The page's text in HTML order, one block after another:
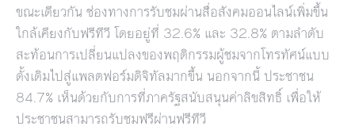
ขณะเดียวกัน ช่องทางการรับชมผ่านสื่อสังคมออนไลน์เพิ่มขึ้น
ใกล้เคียงกับฟรีทีวี โดยอยู่ที่ 32.6% และ 32.8% ตามลำดับ
สะท้อนการเปลี่ยนแปลงของพฤติกรรมผู้ชมจากโทรทัศน์แบบ
ดั้งเดิมไปสู่แพลตฟอร์มดิจิทัลมากขึ้น นอกจากนี้ ประชาชน
84.7% เห็นด้วยกับการที่ภาครัฐสนับสนุนค่าลิขสิทธิ์ เพื่อให้
ประชาชนสามารถรับชมฟรีผ่านฟรีทีวี